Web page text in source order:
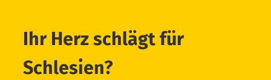
Ihr Herz schlägt für
Schlesien?